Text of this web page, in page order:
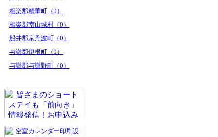
相楽郡精華町（0）
相楽郡南山城村（0）
船井郡京丹波町（0）
与謝郡伊根町（0）
与謝郡与謝野町（0）